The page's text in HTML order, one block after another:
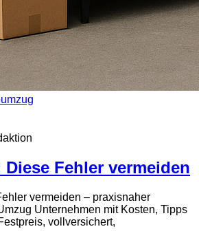
Fehler vermeiden
vermeiden – praxisnaher
Unternehmen mit Kosten, Tipps
vollversichert,